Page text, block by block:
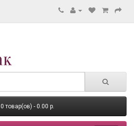
0 товар(ов) - 0.00 р.